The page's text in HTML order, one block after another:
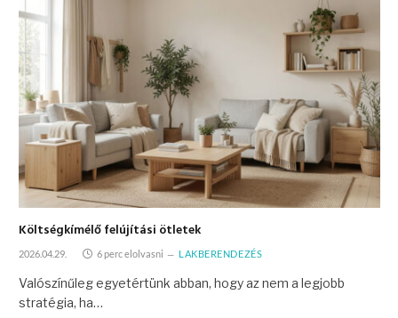
Költségkímélő felújítási ötletek
2026.04.29. 6 perc elolvasni LAKBERENDEZÉS
Valószínűleg egyetértünk abban, hogy az nem a legjobb
stratégia, ha…